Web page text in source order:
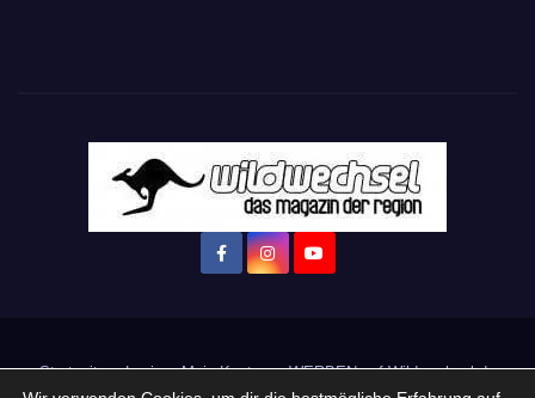
Startseite Login Mein Konto · WERBEN auf Wildwechsel.de